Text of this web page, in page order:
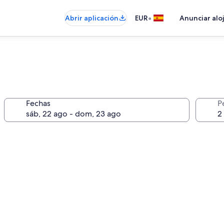
Abrir aplicación EUR• Anunciar
Fechas